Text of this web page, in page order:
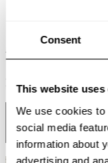
Consent
This website uses
We use cookies
social media
information about
advertising and
Weiß
RAL 9010
Schwarz